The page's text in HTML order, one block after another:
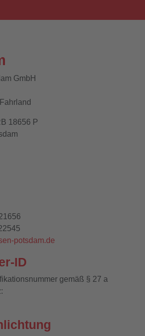
GmbH
18656 P
potsdam.de
ID
gemäß § 27 a